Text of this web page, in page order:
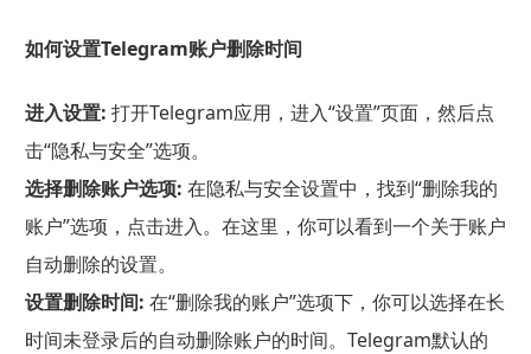
如何设置Telegram账户删除时间
进入设置: 打开Telegram应用，进入“设置”页面，然后点
击“隐私与安全”选项。
选择删除账户选项: 在隐私与安全设置中，找到“删除我的
账户”选项，点击进入。在这里，你可以看到一个关于账户
自动删除的设置。
设置删除时间: 在“删除我的账户”选项下，你可以选择在长
时间未登录后的自动删除账户的时间。Telegram默认的